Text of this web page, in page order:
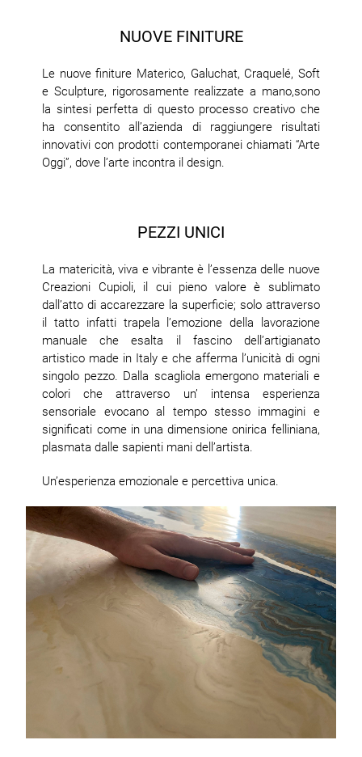
NUOVE FINITURE
Le nuove finiture Materico, Galuchat, Craquelé, Soft
e Sculpture, rigorosamente realizzate a mano,sono
la sintesi perfetta di questo processo creativo che
ha consentito all’azienda di raggiungere risultati
innovativi con prodotti contemporanei chiamati “Arte
Oggi”, dove l’arte incontra il design.
PEZZI UNICI
La matericità, viva e vibrante è l’essenza delle nuove
Creazioni Cupioli, il cui pieno valore è sublimato
dall’atto di accarezzare la superficie; solo attraverso
il tatto infatti trapela l’emozione della lavorazione
manuale che esalta il fascino dell’artigianato
artistico made in Italy e che afferma l’unicità di ogni
singolo pezzo. Dalla scagliola emergono materiali e
colori che attraverso un’ intensa esperienza
sensoriale evocano al tempo stesso immagini e
significati come in una dimensione onirica felliniana,
plasmata dalle sapienti mani dell’artista.
Un’esperienza emozionale e percettiva unica.